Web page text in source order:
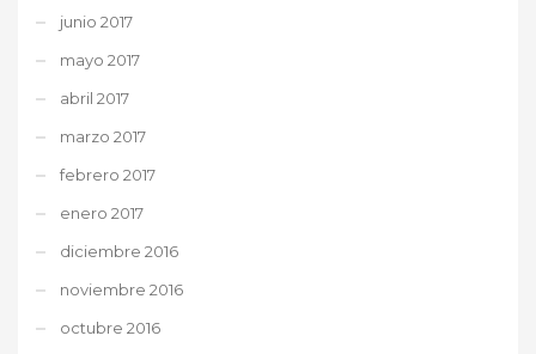
junio 2017
mayo 2017
abril 2017
marzo 2017
febrero 2017
enero 2017
diciembre 2016
noviembre 2016
octubre 2016